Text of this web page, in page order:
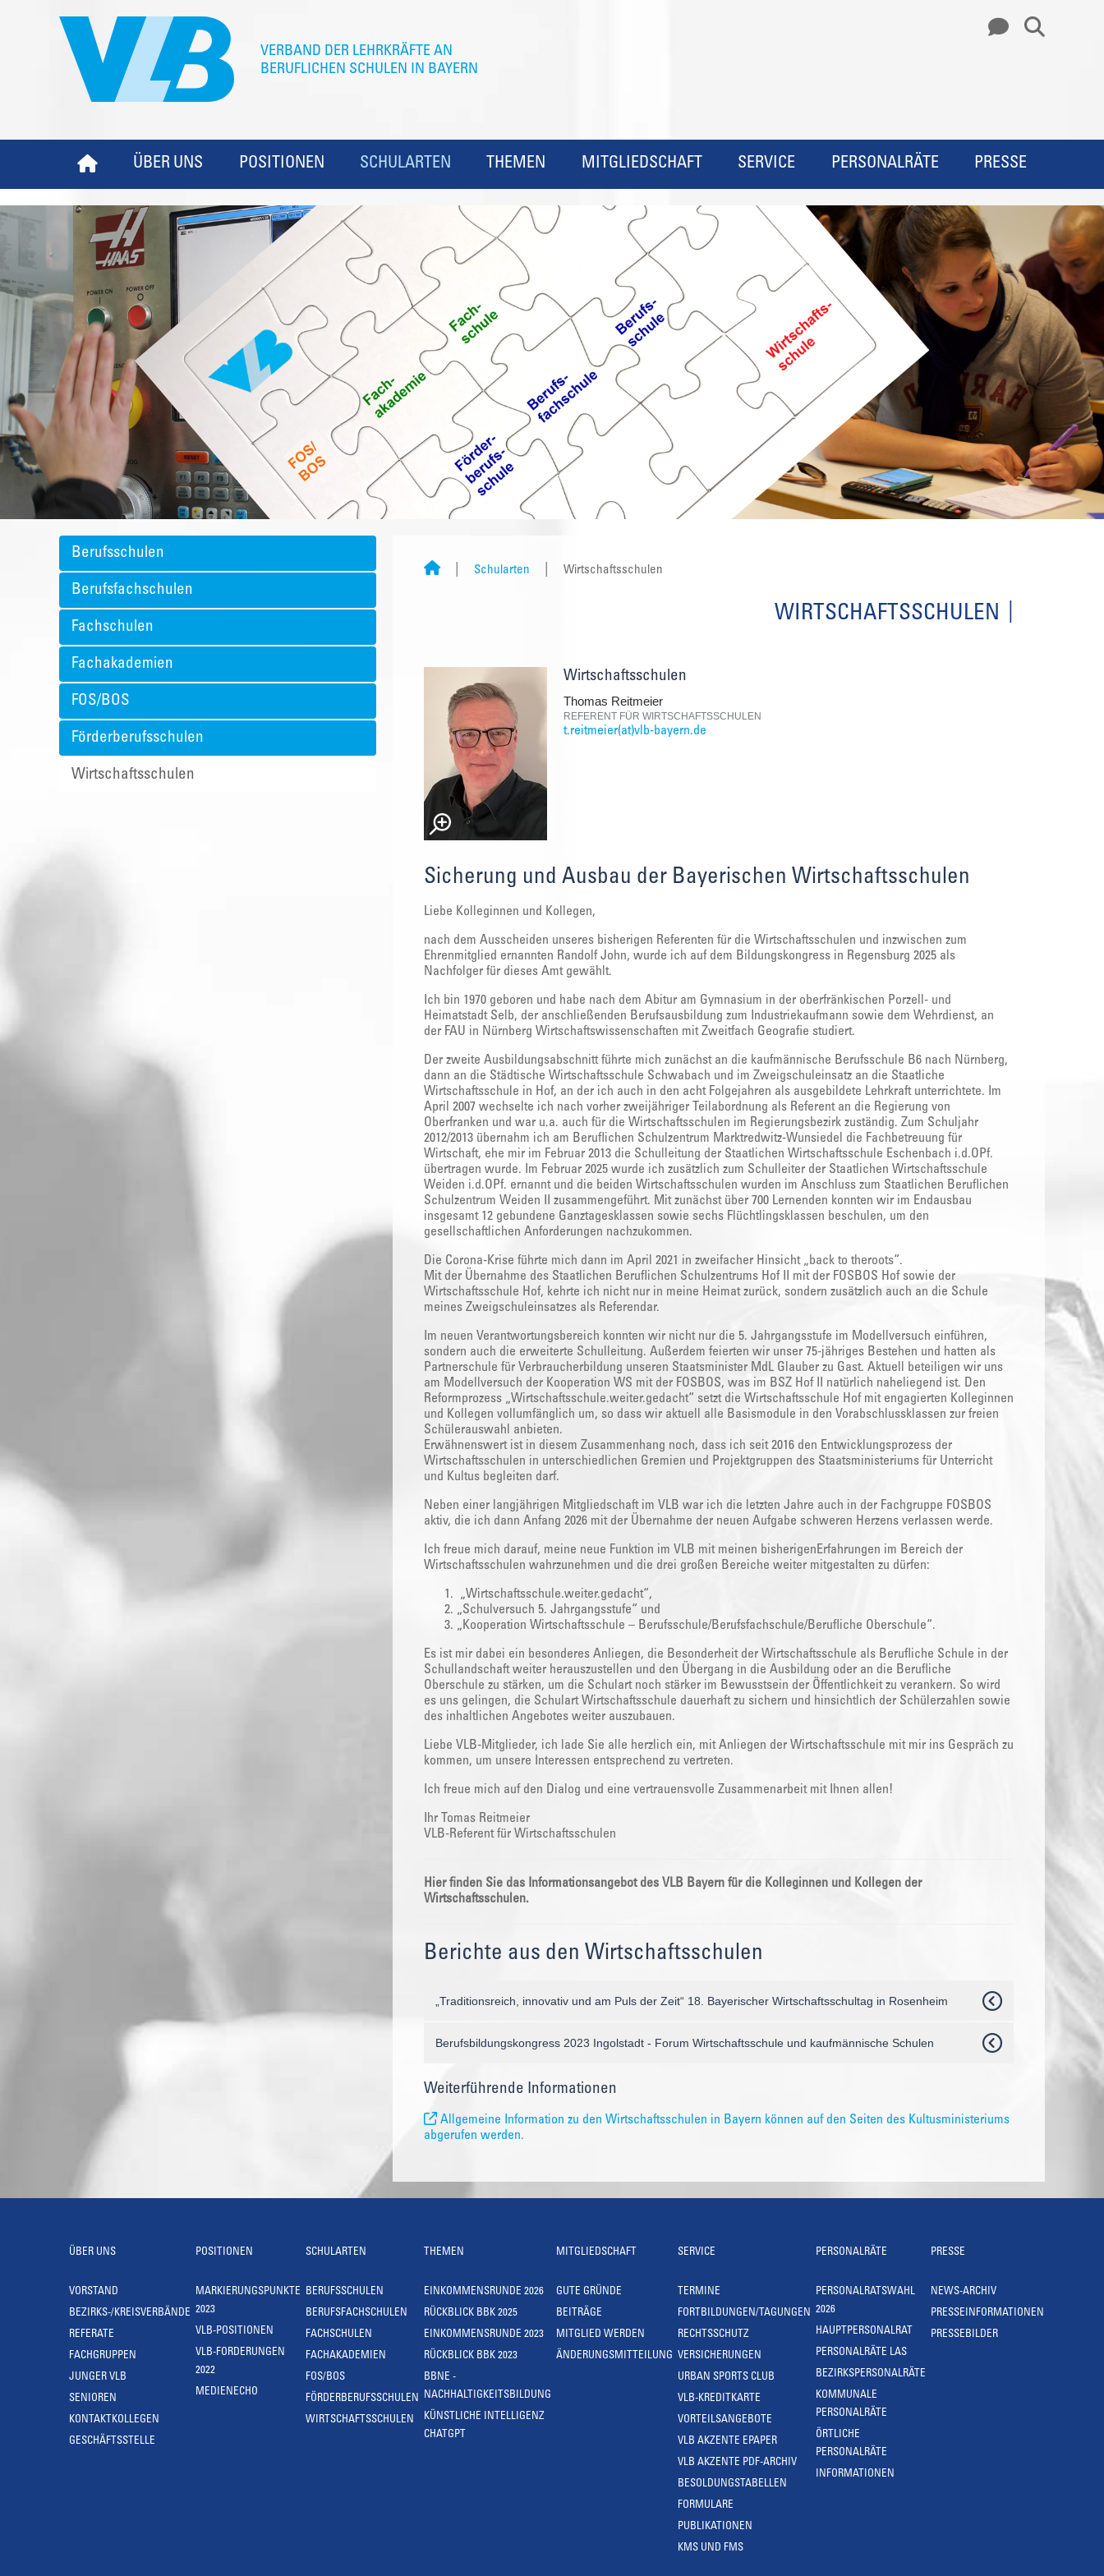
ÜBER UNS POSITIONEN SCHULARTEN THEMEN MITGLIEDSCHAFT SERVICE PERSONALRÄTE PRESSE
Berufsschulen
Berufsfachschulen
Fachschulen
Fachakademien
FOS/BOS
Förderberufsschulen
Wirtschaftsschulen
Schularten Wirtschaftsschulen
WIRTSCHAFTSSCHULEN
Wirtschaftsschulen
Thomas Reitmeier
REFERENT FÜR WIRTSCHAFTSSCHULEN
t.reitmeier(at)vlb-bayern.de
Sicherung und Ausbau der Bayerischen Wirtschaftsschulen
Liebe Kolleginnen und Kollegen,
nach dem Ausscheiden unseres bisherigen Referenten für die Wirtschaftsschulen und inzwischen zum
Ehrenmitglied ernannten Randolf John, wurde ich auf dem Bildungskongress in Regensburg 2025 als
Nachfolger für dieses Amt gewählt.
Ich bin 1970 geboren und habe nach dem Abitur am Gymnasium in der oberfränkischen Porzell- und
Heimatstadt Selb, der anschließenden Berufsausbildung zum Industriekaufmann sowie dem Wehrdienst, an
der FAU in Nürnberg Wirtschaftswissenschaften mit Zweitfach Geografie studiert.
Der zweite Ausbildungsabschnitt führte mich zunächst an die kaufmännische Berufsschule B6 nach Nürnberg,
dann an die Städtische Wirtschaftsschule Schwabach und im Zweigschuleinsatz an die Staatliche
Wirtschaftsschule in Hof, an der ich auch in den acht Folgejahren als ausgebildete Lehrkraft unterrichtete. Im
April 2007 wechselte ich nach vorher zweijähriger Teilabordnung als Referent an die Regierung von
Oberfranken und war u.a. auch für die Wirtschaftsschulen im Regierungsbezirk zuständig. Zum Schuljahr
2012/2013 übernahm ich am Beruflichen Schulzentrum Marktredwitz-Wunsiedel die Fachbetreuung für
Wirtschaft, ehe mir im Februar 2013 die Schulleitung der Staatlichen Wirtschaftsschule Eschenbach i.d.OPf.
übertragen wurde. Im Februar 2025 wurde ich zusätzlich zum Schulleiter der Staatlichen Wirtschaftsschule
Weiden i.d.OPf. ernannt und die beiden Wirtschaftsschulen wurden im Anschluss zum Staatlichen Beruflichen
Schulzentrum Weiden II zusammengeführt. Mit zunächst über 700 Lernenden konnten wir im Endausbau
insgesamt 12 gebundene Ganztagesklassen sowie sechs Flüchtlingsklassen beschulen, um den
gesellschaftlichen Anforderungen nachzukommen.
Die Corona-Krise führte mich dann im April 2021 in zweifacher Hinsicht „back to theroots“.
Mit der Übernahme des Staatlichen Beruflichen Schulzentrums Hof II mit der FOSBOS Hof sowie der
Wirtschaftsschule Hof, kehrte ich nicht nur in meine Heimat zurück, sondern zusätzlich auch an die Schule
meines Zweigschuleinsatzes als Referendar.
Im neuen Verantwortungsbereich konnten wir nicht nur die 5. Jahrgangsstufe im Modellversuch einführen,
sondern auch die erweiterte Schulleitung. Außerdem feierten wir unser 75-jähriges Bestehen und hatten als
Partnerschule für Verbraucherbildung unseren Staatsminister MdL Glauber zu Gast. Aktuell beteiligen wir uns
am Modellversuch der Kooperation WS mit der FOSBOS, was im BSZ Hof II natürlich naheliegend ist. Den
Reformprozess „Wirtschaftsschule.weiter.gedacht“ setzt die Wirtschaftsschule Hof mit engagierten Kolleginnen
und Kollegen vollumfänglich um, so dass wir aktuell alle Basismodule in den Vorabschlussklassen zur freien
Schülerauswahl anbieten.
Erwähnenswert ist in diesem Zusammenhang noch, dass ich seit 2016 den Entwicklungsprozess der
Wirtschaftsschulen in unterschiedlichen Gremien und Projektgruppen des Staatsministeriums für Unterricht
und Kultus begleiten darf.
Neben einer langjährigen Mitgliedschaft im VLB war ich die letzten Jahre auch in der Fachgruppe FOSBOS
aktiv, die ich dann Anfang 2026 mit der Übernahme der neuen Aufgabe schweren Herzens verlassen werde.
Ich freue mich darauf, meine neue Funktion im VLB mit meinen bisherigenErfahrungen im Bereich der
Wirtschaftsschulen wahrzunehmen und die drei großen Bereiche weiter mitgestalten zu dürfen:
„Wirtschaftsschule.weiter.gedacht“,
„Schulversuch 5. Jahrgangsstufe“ und
„Kooperation Wirtschaftsschule – Berufsschule/Berufsfachschule/Berufliche Oberschule“.
Es ist mir dabei ein besonderes Anliegen, die Besonderheit der Wirtschaftsschule als Berufliche Schule in der
Schullandschaft weiter herauszustellen und den Übergang in die Ausbildung oder an die Berufliche
Oberschule zu stärken, um die Schulart noch stärker im Bewusstsein der Öffentlichkeit zu verankern. So wird
es uns gelingen, die Schulart Wirtschaftsschule dauerhaft zu sichern und hinsichtlich der Schülerzahlen sowie
des inhaltlichen Angebotes weiter auszubauen.
Liebe VLB-Mitglieder, ich lade Sie alle herzlich ein, mit Anliegen der Wirtschaftsschule mit mir ins Gespräch zu
kommen, um unsere Interessen entsprechend zu vertreten.
Ich freue mich auf den Dialog und eine vertrauensvolle Zusammenarbeit mit Ihnen allen!
Ihr Tomas Reitmeier
VLB-Referent für Wirtschaftsschulen
Hier finden Sie das Informationsangebot des VLB Bayern für die Kolleginnen und Kollegen der
Wirtschaftsschulen.
Berichte aus den Wirtschaftsschulen
„Traditionsreich, innovativ und am Puls der Zeit“ 18. Bayerischer Wirtschaftsschultag in Rosenheim
Berufsbildungskongress 2023 Ingolstadt - Forum Wirtschaftsschule und kaufmännische Schulen
Weiterführende Informationen
Allgemeine Information zu den Wirtschaftsschulen in Bayern können auf den Seiten des Kultusministeriums
abgerufen werden.
ÜBER UNS
VORSTAND
BEZIRKS-/KREISVERBÄNDE
REFERATE
FACHGRUPPEN
JUNGER VLB
SENIOREN
KONTAKTKOLLEGEN
GESCHÄFTSSTELLE
POSITIONEN
MARKIERUNGSPUNKTE
2023
VLB-POSITIONEN
VLB-FORDERUNGEN
2022
MEDIENECHO
SCHULARTEN
BERUFSSCHULEN
BERUFSFACHSCHULEN
FACHSCHULEN
FACHAKADEMIEN
FOS/BOS
FÖRDERBERUFSSCHULEN
WIRTSCHAFTSSCHULEN
THEMEN
EINKOMMENSRUNDE 2026
RÜCKBLICK BBK 2025
EINKOMMENSRUNDE 2023
RÜCKBLICK BBK 2023
BBNE -
NACHHALTIGKEITSBILDUNG
KÜNSTLICHE INTELLIGENZ
CHATGPT
MITGLIEDSCHAFT
GUTE GRÜNDE
BEITRÄGE
MITGLIED WERDEN
ÄNDERUNGSMITTEILUNG
SERVICE
TERMINE
FORTBILDUNGEN/TAGUNGEN
RECHTSSCHUTZ
VERSICHERUNGEN
URBAN SPORTS CLUB
VLB-KREDITKARTE
VORTEILSANGEBOTE
VLB AKZENTE EPAPER
VLB AKZENTE PDF-ARCHIV
BESOLDUNGSTABELLEN
FORMULARE
PUBLIKATIONEN
KMS UND FMS
PERSONALRÄTE
PERSONALRATSWAHL
2026
HAUPTPERSONALRAT
PERSONALRÄTE LAS
BEZIRKSPERSONALRÄTE
KOMMUNALE
PERSONALRÄTE
ÖRTLICHE
PERSONALRÄTE
INFORMATIONEN
PRESSE
NEWS-ARCHIV
PRESSEINFORMATIONEN
PRESSEBILDER